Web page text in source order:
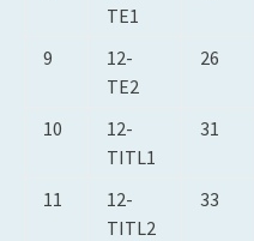
TE1
9
12-
TE2
26
10
12-
TITL1
31
11
12-
TITL2
33